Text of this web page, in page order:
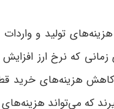
تولید و واردات
که نرخ ارز
هزینه‌های خرید
که می‌تواند